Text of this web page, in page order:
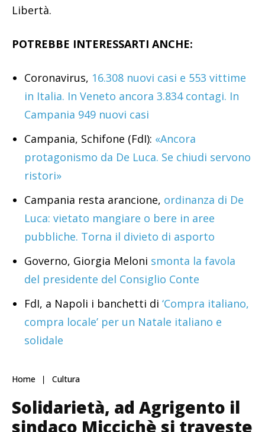
Libertà.
POTREBBE INTERESSARTI ANCHE:
Coronavirus, 16.308 nuovi casi e 553 vittime
in Italia. In Veneto ancora 3.834 contagi. In
Campania 949 nuovi casi
Campania, Schifone (FdI): «Ancora
protagonismo da De Luca. Se chiudi servono
ristori»
Campania resta arancione, ordinanza di De
Luca: vietato mangiare o bere in aree
pubbliche. Torna il divieto di asporto
Governo, Giorgia Meloni smonta la favola
del presidente del Consiglio Conte
FdI, a Napoli i banchetti di ‘Compra italiano,
compra locale’ per un Natale italiano e
solidale
Home Cultura
Solidarietà, ad Agrigento il
sindaco Miccichè si traveste